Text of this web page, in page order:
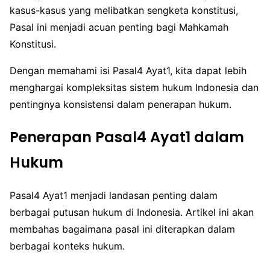
kasus-kasus yang melibatkan sengketa konstitusi,
Pasal ini menjadi acuan penting bagi Mahkamah
Konstitusi.
Dengan memahami isi Pasal4 Ayat1, kita dapat lebih
menghargai kompleksitas sistem hukum Indonesia dan
pentingnya konsistensi dalam penerapan hukum.
Penerapan Pasal4 Ayat1 dalam
Hukum
Pasal4 Ayat1 menjadi landasan penting dalam
berbagai putusan hukum di Indonesia. Artikel ini akan
membahas bagaimana pasal ini diterapkan dalam
berbagai konteks hukum.